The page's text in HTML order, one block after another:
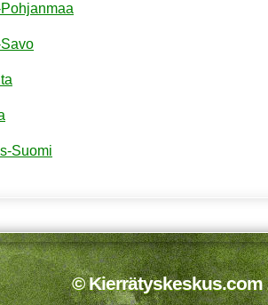
Suomi
© Kierrätyskeskus.com